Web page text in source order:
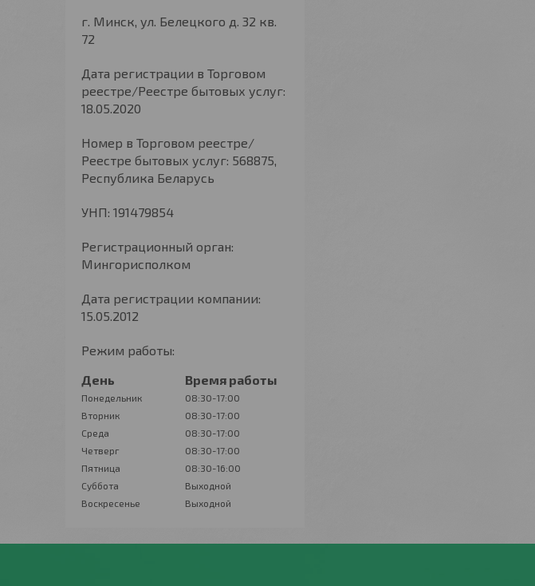
г. Минск, ул. Белецкого д. 32 кв.
72
Дата регистрации в Торговом
реестре/Реестре бытовых услуг:
18.05.2020
Номер в Торговом реестре/
Реестре бытовых услуг: 568875,
Республика Беларусь
УНП: 191479854
Регистрационный орган:
Мингорисполком
Дата регистрации компании:
15.05.2012
Режим работы:
День
Время работы
Понедельник
08:30-17:00
Вторник
08:30-17:00
Среда
08:30-17:00
Четверг
08:30-17:00
Пятница
08:30-16:00
Суббота
Выходной
Воскресенье
Выходной